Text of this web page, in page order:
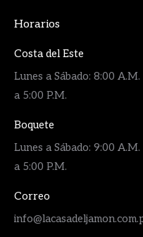
Horarios
Costa del Este
Lunes a Sábado: 8:00
a 5:00 P.M.
Boquete
Lunes a Sábado: 9:00
a 5:00 P.M.
Correo